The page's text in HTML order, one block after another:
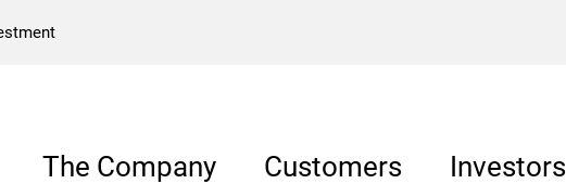
The Company Customers Investors